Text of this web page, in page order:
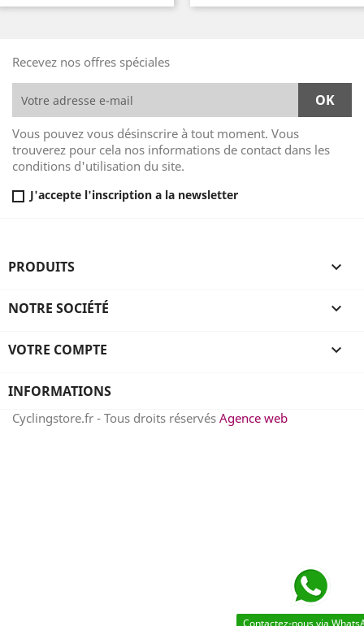
Recevez nos offres spéciales
Vous pouvez vous désinscrire à tout moment. Vous
trouverez pour cela nos informations de contact dans les
conditions d'utilisation du site.
J'accepte l'inscription a la newsletter
PRODUITS 
NOTRE SOCIÉTÉ 
VOTRE COMPTE 
INFORMATIONS
Contactez-nous via
Cyclingstore.fr - Tous droits réservés Agence web